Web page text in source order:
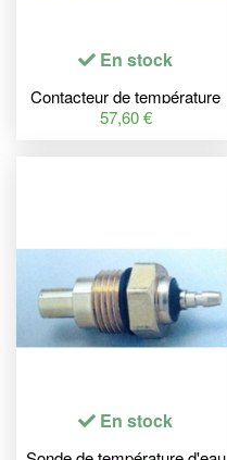
En stock
Contacteur de température
radiateur TOURMAX
57,60 €
En stock